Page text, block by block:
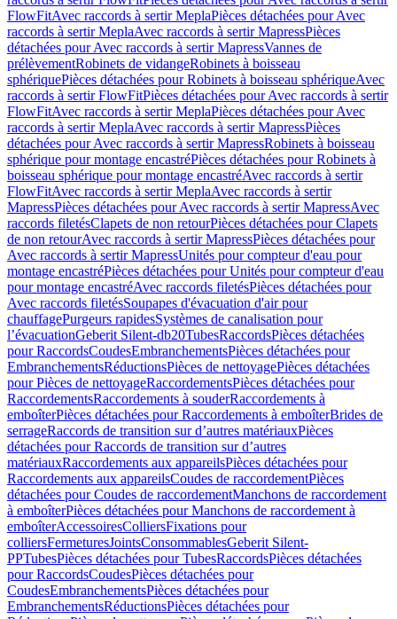
FlowFitAvec raccords à sertir MeplaPièces détachées pour Avec
raccords à sertir MeplaAvec raccords à sertir MapressPièces
détachées pour Avec raccords à sertir MapressVannes de
prélèvementRobinets de vidangeRobinets à boisseau
sphériquePièces détachées pour Robinets à boisseau sphériqueAvec
raccords à sertir FlowFitPièces détachées pour Avec raccords à sertir
FlowFitAvec raccords à sertir MeplaPièces détachées pour Avec
raccords à sertir MeplaAvec raccords à sertir MapressPièces
détachées pour Avec raccords à sertir MapressRobinets à boisseau
sphérique pour montage encastréPièces détachées pour Robinets à
boisseau sphérique pour montage encastréAvec raccords à sertir
FlowFitAvec raccords à sertir MeplaAvec raccords à sertir
MapressPièces détachées pour Avec raccords à sertir MapressAvec
raccords filetésClapets de non retourPièces détachées pour Clapets
de non retourAvec raccords à sertir MapressPièces détachées pour
Avec raccords à sertir MapressUnités pour compteur d'eau pour
montage encastréPièces détachées pour Unités pour compteur d'eau
pour montage encastréAvec raccords filetésPièces détachées pour
Avec raccords filetésSoupapes d'évacuation d'air pour
chauffagePurgeurs rapidesSystèmes de canalisation pour
l’évacuationGeberit Silent-db20TubesRaccordsPièces détachées
pour RaccordsCoudesEmbranchementsPièces détachées pour
EmbranchementsRéductionsPièces de nettoyagePièces détachées
pour Pièces de nettoyageRaccordementsPièces détachées pour
RaccordementsRaccordements à souderRaccordements à
emboîterPièces détachées pour Raccordements à emboîterBrides de
serrageRaccords de transition sur d’autres matériauxPièces
détachées pour Raccords de transition sur d’autres
matériauxRaccordements aux appareilsPièces détachées pour
Raccordements aux appareilsCoudes de raccordementPièces
détachées pour Coudes de raccordementManchons de raccordement
à emboîterPièces détachées pour Manchons de raccordement à
emboîterAccessoiresColliersFixations pour
colliersFermeturesJointsConsommablesGeberit Silent-
PPTubesPièces détachées pour TubesRaccordsPièces détachées
pour RaccordsCoudesPièces détachées pour
CoudesEmbranchementsPièces détachées pour
EmbranchementsRéductionsPièces détachées pour